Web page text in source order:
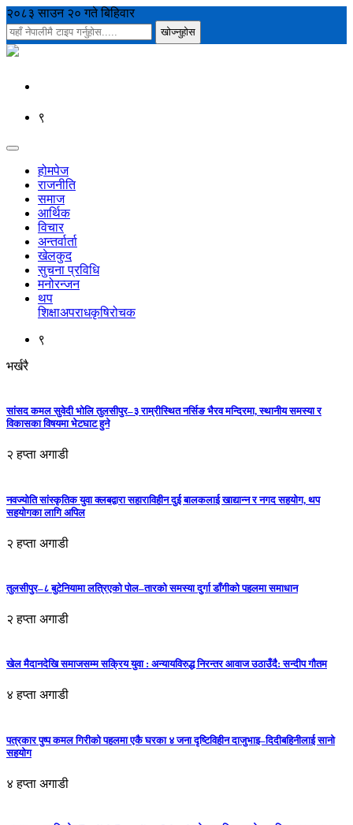
२०८३ साउन २० गते बिहिवार
९
होमपेज
राजनीति
समाज
आर्थिक
विचार
अन्तर्वार्ता
खेलकुद
सुचना प्रविधि
मनोरन्जन
थप
शिक्षाअपराधकृषिरोचक
९
भर्खरै
सांसद कमल सुवेदी भोलि तुलसीपुर–३ राम्रीस्थित नर्सिङ भैरव मन्दिरमा, स्थानीय समस्या र
विकासका विषयमा भेटघाट हुने
२ हप्ता अगाडी
नवज्योति सांस्कृतिक युवा क्लबद्वारा सहाराविहीन दुई बालकलाई खाद्यान्न र नगद सहयोग, थप
सहयोगका लागि अपिल
२ हप्ता अगाडी
तुलसीपुर–८ बुटेनियामा लत्रिएको पोल–तारको समस्या दुर्गा डाँगीको पहलमा समाधान
२ हप्ता अगाडी
खेल मैदानदेखि समाजसम्म सक्रिय युवा : अन्यायविरुद्ध निरन्तर आवाज उठाउँदै: सन्दीप गौतम
४ हप्ता अगाडी
पत्रकार पुष्प कमल गिरीको पहलमा एकै घरका ४ जना दृष्टिविहीन दाजुभाइ–दिदीबहिनीलाई सानो
सहयोग
४ हप्ता अगाडी